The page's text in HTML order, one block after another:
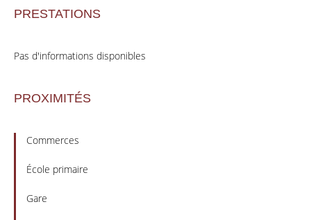
PRESTATIONS
Pas d'informations disponibles
PROXIMITÉS
Commerces
École primaire
Gare